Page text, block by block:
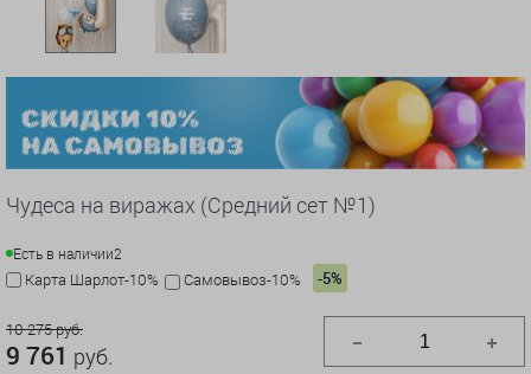
Чудеса на виражах (Средний сет №1)
Есть в наличии2
Карта Шарлот-10% Самовывоз-10% -5%
10 275 руб.
9 761 руб.